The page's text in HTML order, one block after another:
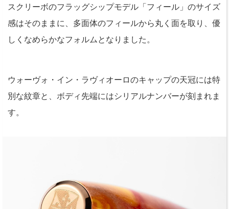
スクリーボのフラッグシップモデル「フィール」のサイズ
感はそのままに、多面体のフィールから丸く面を取り、優
しくなめらかなフォルムとなりました。
ウォーヴォ・イン・ラヴィオーロのキャップの天冠には特
別な紋章と、ボディ先端にはシリアルナンバーが刻まれま
す。